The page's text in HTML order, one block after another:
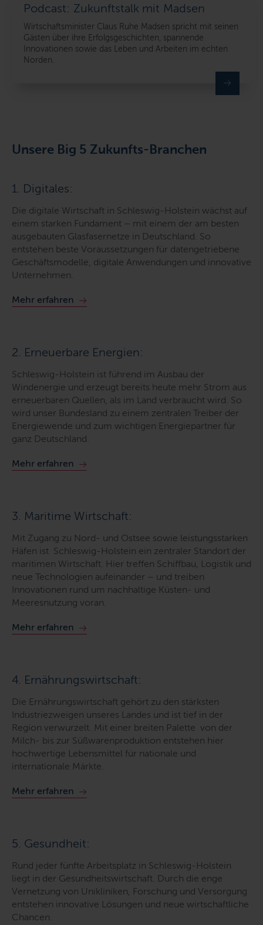
Podcast: Zukunftstalk mit Madsen
Wirtschaftsminister Claus Ruhe Madsen spricht mit seinen
Gästen über ihre Erfolgsgeschichten, spannende
Innovationen sowie das Leben und Arbeiten im echten
Norden.
Unsere Big 5 Zukunfts-Branchen
1. Digitales:
Die digitale Wirtschaft in Schleswig-Holstein wächst auf
einem starken Fundament – mit einem der am besten
ausgebauten Glasfasernetze in Deutschland. So
entstehen beste Voraussetzungen für datengetriebene
Geschäftsmodelle, digitale Anwendungen und innovative
Unternehmen.
Mehr erfahren
2. Erneuerbare Energien:
Schleswig-Holstein ist führend im Ausbau der
Windenergie und erzeugt bereits heute mehr Strom aus
erneuerbaren Quellen, als im Land verbraucht wird. So
wird unser Bundesland zu einem zentralen Treiber der
Energiewende und zum wichtigen Energiepartner für
ganz Deutschland.
Mehr erfahren
3. Maritime Wirtschaft:
Mit Zugang zu Nord- und Ostsee sowie leistungsstarken
Häfen ist Schleswig-Holstein ein zentraler Standort der
maritimen Wirtschaft. Hier treffen Schiffbau, Logistik und
neue Technologien aufeinander – und treiben
Innovationen rund um nachhaltige Küsten- und
Meeresnutzung voran.
Mehr erfahren
4. Ernährungswirtschaft:
Die Ernährungswirtschaft gehört zu den stärksten
Industriezweigen unseres Landes und ist tief in der
Region verwurzelt. Mit einer breiten Palette von der
Milch- bis zur Süßwarenproduktion entstehen hier
hochwertige Lebensmittel für nationale und
internationale Märkte.
Mehr erfahren
5. Gesundheit:
Rund jeder fünfte Arbeitsplatz in Schleswig-Holstein
liegt in der Gesundheitswirtschaft. Durch die enge
Vernetzung von Unikliniken, Forschung und Versorgung
entstehen innovative Lösungen und neue wirtschaftliche
Chancen.